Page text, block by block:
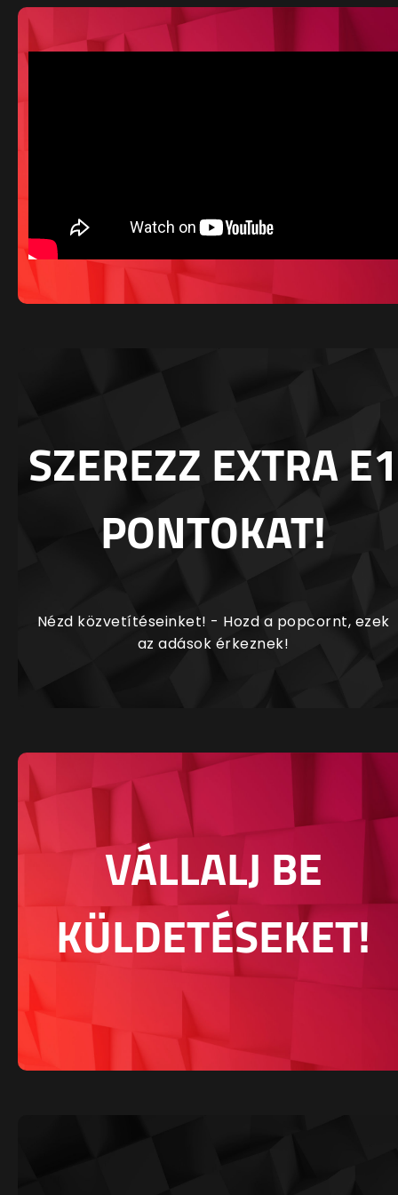
SZEREZZ EXTRA E1
PONTOKAT!
Nézd közvetítéseinket! - Hozd a popcornt, ezek
az adások érkeznek!
VÁLLALJ BE
KÜLDETÉSEKET!